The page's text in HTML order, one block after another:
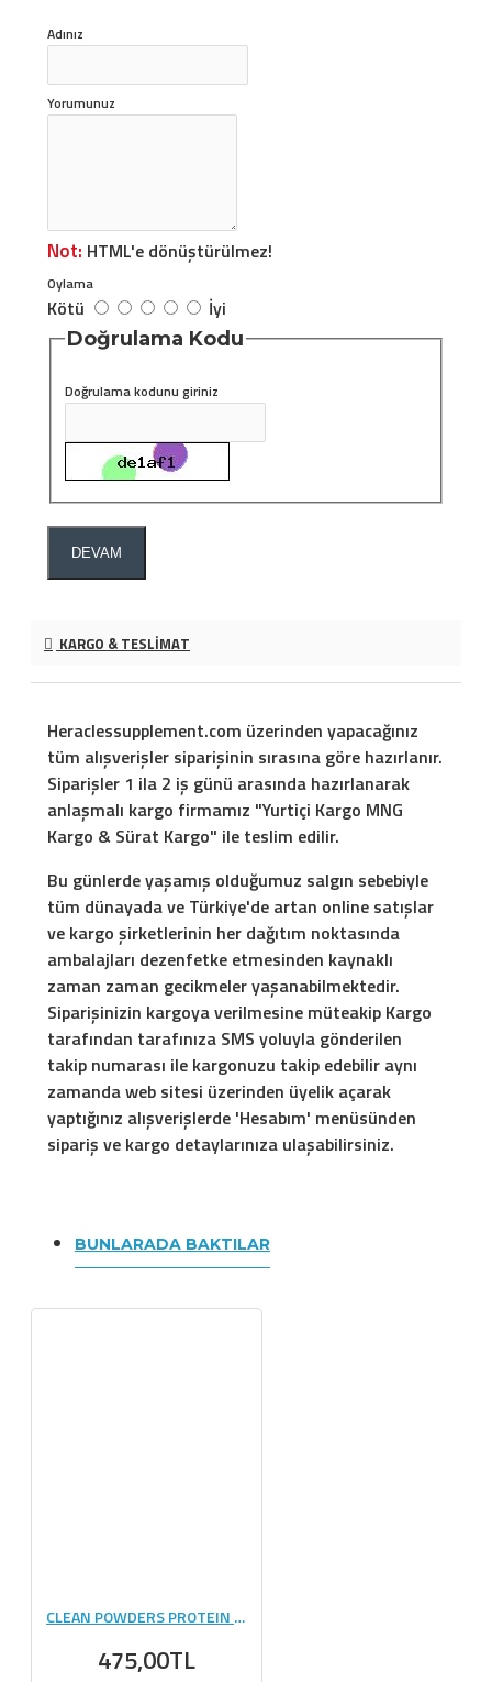
Adınız
Yorumunuz
Not: HTML'e dönüştürülmez!
Oylama
Kötü İyi
Doğrulama Kodu
Doğrulama kodunu giriniz
DEVAM
KARGO & TESLIMAT
Heraclessupplement.com üzerinden yapacağınız
tüm alışverişler siparişinin sırasına göre hazırlanır.
Siparişler 1 ila 2 iş günü arasında hazırlanarak
anlaşmalı kargo firmamız "Yurtiçi Kargo MNG
Kargo & Sürat Kargo" ile teslim edilir.
Bu günlerde yaşamış olduğumuz salgın sebebiyle
tüm dünayada ve Türkiye'de artan online satışlar
ve kargo şirketlerinin her dağıtım noktasında
ambalajları dezenfetke etmesinden kaynaklı
zaman zaman gecikmeler yaşanabilmektedir.
Siparişinizin kargoya verilmesine müteakip Kargo
tarafından tarafınıza SMS yoluyla gönderilen
takip numarası ile kargonuzu takip edebilir aynı
zamanda web sitesi üzerinden üyelik açarak
yaptığınız alışverişlerde 'Hesabım' menüsünden
sipariş ve kargo detaylarınıza ulaşabilirsiniz.
BUNLARADA BAKTILAR
CLEAN POWDERS PROTEIN SPREAD 350 GR KAHVE
475,00TL